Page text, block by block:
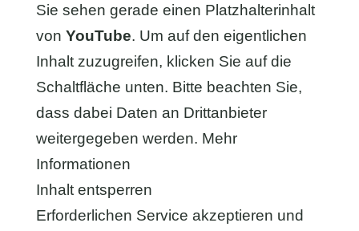
Sie sehen gerade einen Platzhalterinhalt
von YouTube. Um auf den eigentlichen
Inhalt zuzugreifen, klicken Sie auf die
Schaltfläche unten. Bitte beachten Sie,
dass dabei Daten an Drittanbieter
weitergegeben werden. Mehr
Informationen
Inhalt entsperren
Erforderlichen Service akzeptieren und